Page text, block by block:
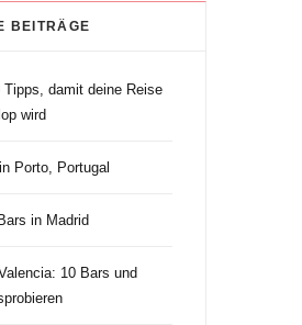
BEITRÄGE
Tipps, damit deine Reise
wird
Porto, Portugal
in Madrid
10 Bars und